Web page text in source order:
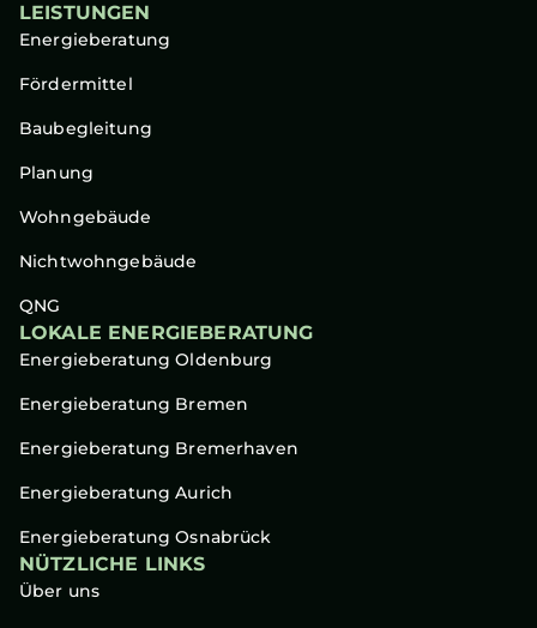
LEISTUNGEN
Energieberatung
Fördermittel
Baubegleitung
Planung
Wohngebäude
Nichtwohngebäude
QNG
LOKALE ENERGIEBERATUNG
Energieberatung Oldenburg
Energieberatung Bremen
Energieberatung Bremerhaven
Energieberatung Aurich
Energieberatung Osnabrück
NÜTZLICHE LINKS
Über uns